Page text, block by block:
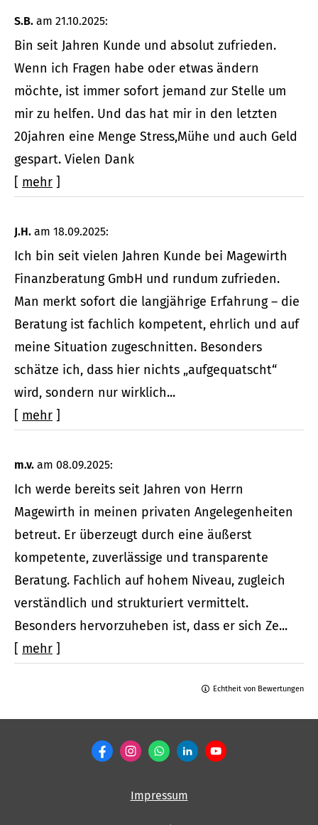
S.B. am 21.10.2025:
Bin seit Jahren Kunde und absolut zufrieden.
Wenn ich Fragen habe oder etwas ändern
möchte, ist immer sofort jemand zur Stelle um
mir zu helfen. Und das hat mir in den letzten
20jahren eine Menge Stress,Mühe und auch Geld
gespart. Vielen Dank
[ mehr ]
J.H. am 18.09.2025:
Ich bin seit vielen Jahren Kunde bei Magewirth
Finanzberatung GmbH und rundum zufrieden.
Man merkt sofort die langjährige Erfahrung – die
Beratung ist fachlich kompetent, ehrlich und auf
meine Situation zugeschnitten. Besonders
schätze ich, dass hier nichts „aufgequatscht“
wird, sondern nur wirklich...
[ mehr ]
m.v. am 08.09.2025:
Ich werde bereits seit Jahren von Herrn
Magewirth in meinen privaten Angelegenheiten
betreut. Er überzeugt durch eine äußerst
kompetente, zuverlässige und transparente
Beratung. Fachlich auf hohem Niveau, zugleich
verständlich und strukturiert vermittelt.
Besonders hervorzuheben ist, dass er sich Ze...
[ mehr ]
Echtheit von Bewertungen
Impressum